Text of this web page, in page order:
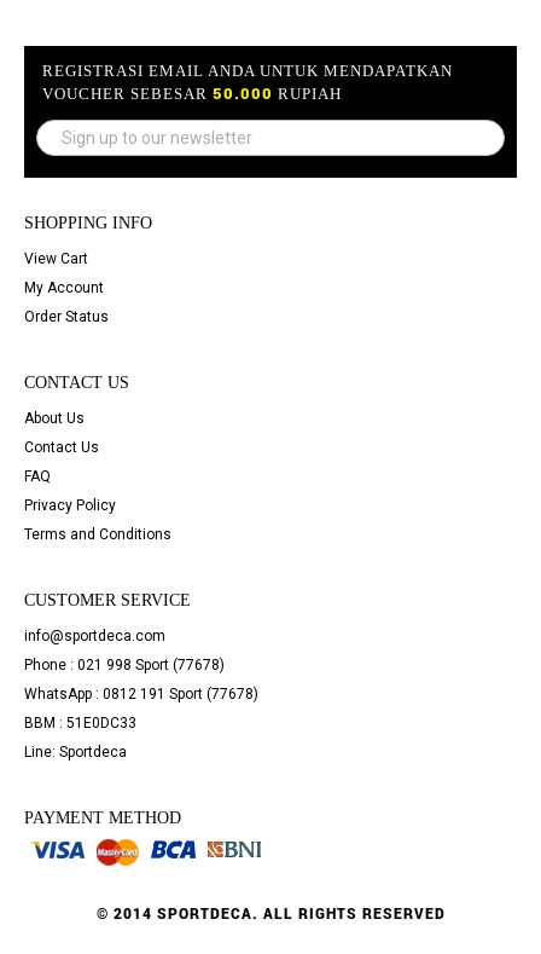
REGISTRASI EMAIL ANDA UNTUK MENDAPATKAN
VOUCHER SEBESAR 50.000 RUPIAH
SHOPPING INFO
View Cart
My Account
Order Status
CONTACT US
About Us
Contact Us
FAQ
Privacy Policy
Terms and Conditions
CUSTOMER SERVICE
info@sportdeca.com
Phone : 021 998 Sport (77678)
WhatsApp : 0812 191 Sport (77678)
BBM : 51E0DC33
Line: Sportdeca
PAYMENT METHOD
© 2014 SPORTDECA. ALL RIGHTS RESERVED